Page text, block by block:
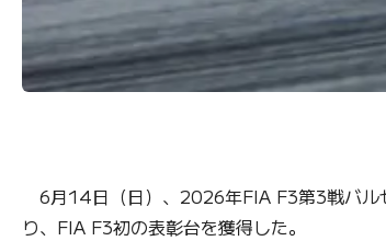
6月14日（日）、2026年FIA F3第3戦バル
り、FIA F3初の表彰台を獲得した。